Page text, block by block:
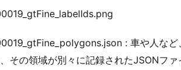
: 車や人など
その領域が別々に記録されたJSONファ